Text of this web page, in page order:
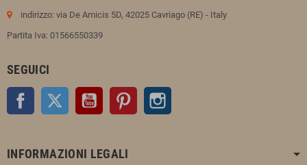
indirizzo: via De Amicis 5D, 42025 Cavriago (RE) - Italy
Partita Iva: 01566550339
SEGUICI
Facebook Twitter YouTube Pinterest
INFORMAZIONI LEGALI